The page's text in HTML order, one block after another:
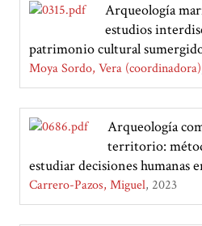
Arqueología
estudios
patrimonio cultural
Moya Sordo, Vera (coordinadora)
Arqueología
territorio:
estudiar decisiones humanas
Carrero-Pazos, Miguel 2023